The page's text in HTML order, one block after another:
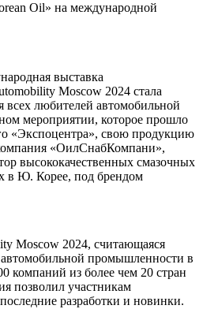
Oil» на международной
выставка
Moscow 2024 стала
всех любителей автомобильной
мероприятии, которое прошло
«Экспоцентра», свою продукцию
«ОилСнабКомпани»,
высококачественных смазочных
в Ю. Корее, под брендом
Moscow 2024, считающаяся
промышленности в
компаний из более чем 20 стран
позволил участникам
разработки и новинки.